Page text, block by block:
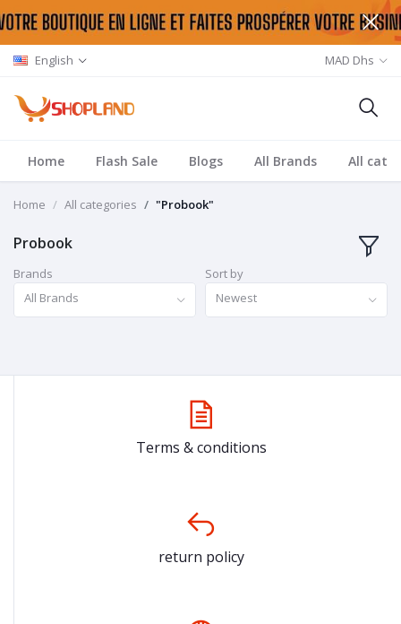
English MAD Dhs
Home Flash Sale Blogs All Brands All
Home All categories "Probook"
Probook
Brands
All Brands
Sort by
Newest
Terms & conditions
return policy